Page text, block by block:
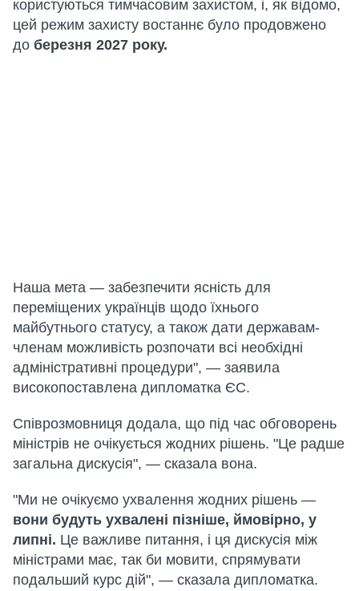
користуються тимчасовим захистом, і, як відомо,
цей режим захисту востаннє було продовжено
до березня 2027 року.
Наша мета — забезпечити ясність для
переміщених українців щодо їхнього
майбутнього статусу, а також дати державам-
членам можливість розпочати всі необхідні
адміністративні процедури", — заявила
високопоставлена дипломатка ЄС.
Співрозмовниця додала, що під час обговорень
міністрів не очікується жодних рішень. "Це радше
загальна дискусія", — сказала вона.
"Ми не очікуємо ухвалення жодних рішень —
вони будуть ухвалені пізніше, ймовірно, у
липні. Це важливе питання, і ця дискусія між
міністрами має, так би мовити, спрямувати
подальший курс дій", — сказала дипломатка.